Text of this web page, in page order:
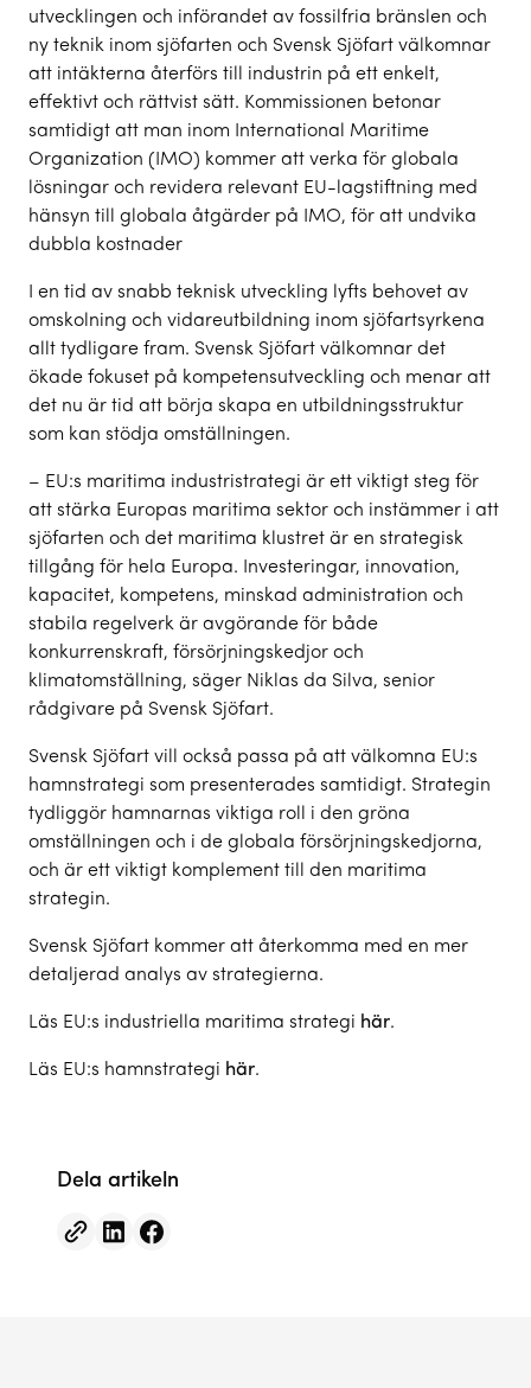
utvecklingen och införandet av fossilfria bränslen och
ny teknik inom sjöfarten och Svensk Sjöfart välkomnar
att intäkterna återförs till industrin på ett enkelt,
effektivt och rättvist sätt. Kommissionen betonar
samtidigt att man inom International Maritime
Organization (IMO) kommer att verka för globala
lösningar och revidera relevant EU-lagstiftning med
hänsyn till globala åtgärder på IMO, för att undvika
dubbla kostnader
I en tid av snabb teknisk utveckling lyfts behovet av
omskolning och vidareutbildning inom sjöfartsyrkena
allt tydligare fram. Svensk Sjöfart välkomnar det
ökade fokuset på kompetensutveckling och menar att
det nu är tid att börja skapa en utbildningsstruktur
som kan stödja omställningen.
– EU:s maritima industristrategi är ett viktigt steg för
att stärka Europas maritima sektor och instämmer i att
sjöfarten och det maritima klustret är en strategisk
tillgång för hela Europa. Investeringar, innovation,
kapacitet, kompetens, minskad administration och
stabila regelverk är avgörande för både
konkurrenskraft, försörjningskedjor och
klimatomställning, säger Niklas da Silva, senior
rådgivare på Svensk Sjöfart.
Svensk Sjöfart vill också passa på att välkomna EU:s
hamnstrategi som presenterades samtidigt. Strategin
tydliggör hamnarnas viktiga roll i den gröna
omställningen och i de globala försörjningskedjorna,
och är ett viktigt komplement till den maritima
strategin.
Svensk Sjöfart kommer att återkomma med en mer
detaljerad analys av strategierna.
Läs EU:s industriella maritima strategi här.
Läs EU:s hamnstrategi här.
Dela artikeln